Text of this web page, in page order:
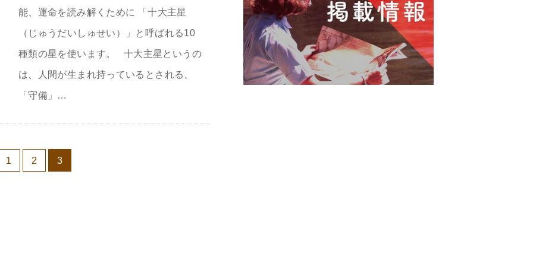
能、運命を読み解くために 「十大主星
（じゅうだいしゅせい）」と呼ばれる10
種類の星を使います。 十大主星というの
は、人間が生まれ持っているとされる、
「守備」…
1 2 3